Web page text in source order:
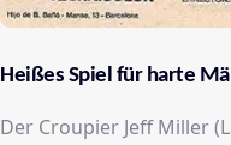
Heißes Spiel für harte
Der Croupier Jeff Miller